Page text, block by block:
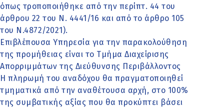
όπως τροποποιήθηκε από την περίπτ. 44 του
άρθρου 22 του Ν. 4441/16 και από το άρθρο 105
του Ν.4872/2021).
Επιβλέπουσα Υπηρεσία για την παρακολούθηση
της προμήθειας είναι το Τμήμα Διαχείρισης
Απορριμμάτων της Διεύθυνσης Περιβάλλοντος
Η πληρωμή του αναδόχου θα πραγματοποιηθεί
τμηματικά από την αναθέτουσα αρχή, στο 100%
της συμβατικής αξίας που θα προκύπτει βάσει